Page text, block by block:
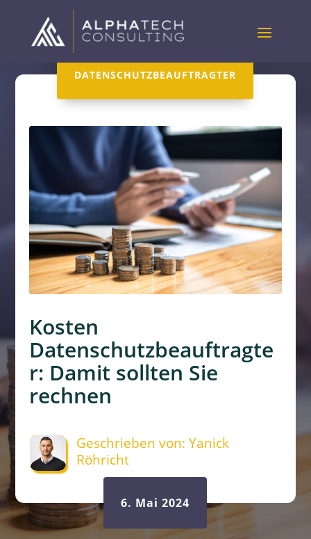
DATENSCHUTZBEAUFTRAGTER
Kosten
Datenschutzbeauftragte
r: Damit sollten Sie
rechnen
Geschrieben von: Yanick
Röhricht
6. Mai 2024